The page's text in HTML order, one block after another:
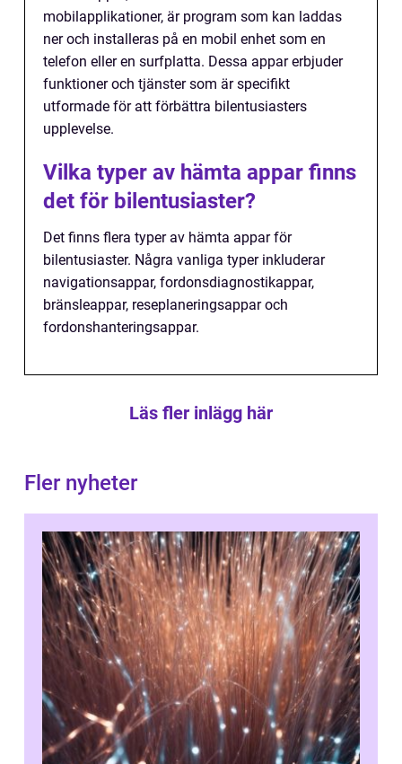
mobilapplikationer, är program som kan laddas
ner och installeras på en mobil enhet som en
telefon eller en surfplatta. Dessa appar erbjuder
funktioner och tjänster som är specifikt
utformade för att förbättra bilentusiasters
upplevelse.
Vilka typer av hämta appar finns
det för bilentusiaster?
Det finns flera typer av hämta appar för
bilentusiaster. Några vanliga typer inkluderar
navigationsappar, fordonsdiagnostikappar,
bränsleappar, reseplaneringsappar och
fordonshanteringsappar.
Läs fler inlägg här
Fler nyheter